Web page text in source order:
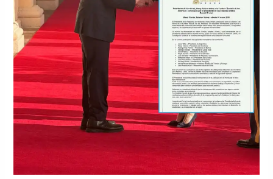
las
Américas”
convocada
por
el
presidente
de
los
Estados